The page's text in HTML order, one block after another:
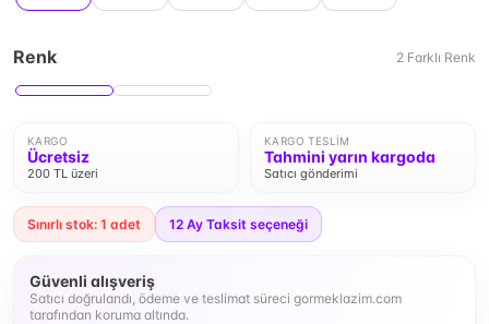
Renk 2 Farklı Renk
KARGO
Ücretsiz
200 TL üzeri
KARGO TESLIM
Tahmini yarın kargoda
Satıcı gönderimi
Sınırlı stok: 1 adet 12 Ay Taksit seçeneği
Güvenli alışveriş
Satıcı doğrulandı, ödeme ve teslimat süreci gormeklazim.com
tarafından koruma altında.